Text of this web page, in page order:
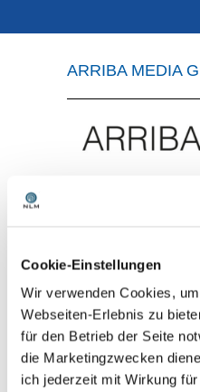
Cookie-Einstellungen
Wir verwenden Cookies,
Webseiten-Erlebnis zu
für den Betrieb der Seite
die Marketingzwecken
ich jederzeit mit Wirkung
ARRIBA MEDIA
Anschrift:
10785 Berlin
Tel.: 030-25 41 09 70
Fax: 030-25 41 09 79
E-Mail: info(at)arriba-
www.arriba-media.de